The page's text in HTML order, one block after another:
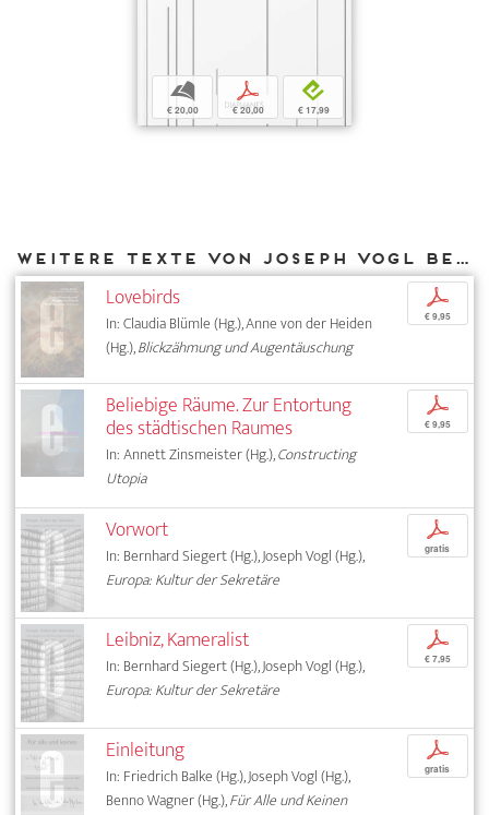
b
€ 20,00
p
€ 20,00
e
€ 17,99
Weitere Texte von Joseph Vogl bei DIAPHANES
Lovebirds
In: Claudia Blümle (Hg.), Anne von der Heiden
(Hg.),Blickzähmung und Augentäuschung
p
€ 9,95
Beliebige Räume. Zur Entortung
des städtischen Raumes
In: Annett Zinsmeister (Hg.),Constructing
Utopia
p
€ 9,95
Vorwort
In: Bernhard Siegert (Hg.), Joseph Vogl (Hg.),
Europa: Kultur der Sekretäre
p
gratis
Leibniz, Kameralist
In: Bernhard Siegert (Hg.), Joseph Vogl (Hg.),
Europa: Kultur der Sekretäre
p
€ 7,95
Einleitung
In: Friedrich Balke (Hg.), Joseph Vogl (Hg.),
Benno Wagner (Hg.),Für Alle und Keinen
p
gratis